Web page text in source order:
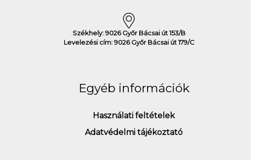
Székhely: 9026 Győr Bácsai út 153/B
Levelezési cím: 9026 Győr Bácsai út 179/C
Egyéb információk
Használati feltételek
Adatvédelmi tájékoztató